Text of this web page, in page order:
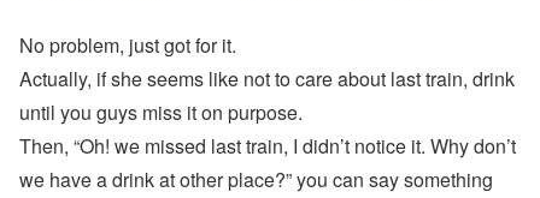
No problem, just got for it.
Actually, if she seems like not to care about last train, drink
until you guys miss it on purpose.
Then, “Oh! we missed last train, I didn’t notice it. Why don’t
we have a drink at other place?” you can say something